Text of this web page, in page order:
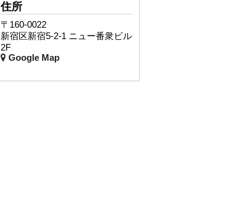
住所
〒160-0022
新宿区新宿5-2-1 ニュー番衆ビル
2F
Google Map